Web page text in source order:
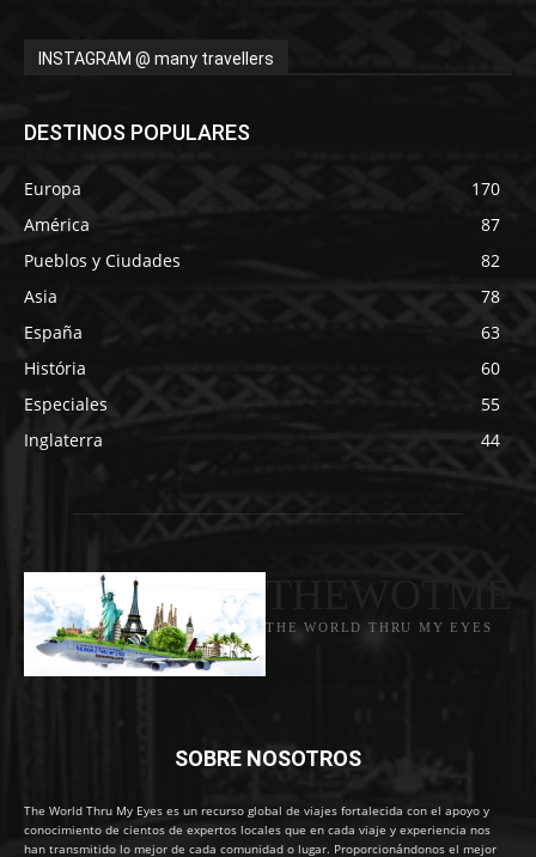
INSTAGRAM @ many travellers
DESTINOS POPULARES
Europa
170
América
87
Pueblos y Ciudades
82
Asia
78
España
63
História
60
Especiales
55
Inglaterra
44
THE WORLD THRU MY EYES
SOBRE NOSOTROS
The World Thru My Eyes es un recurso global de viajes fortalecida con el apoyo y
conocimiento de cientos de expertos locales que en cada viaje y experiencia nos
han transmitido lo mejor de cada comunidad o lugar. Proporcionándonos el mejor